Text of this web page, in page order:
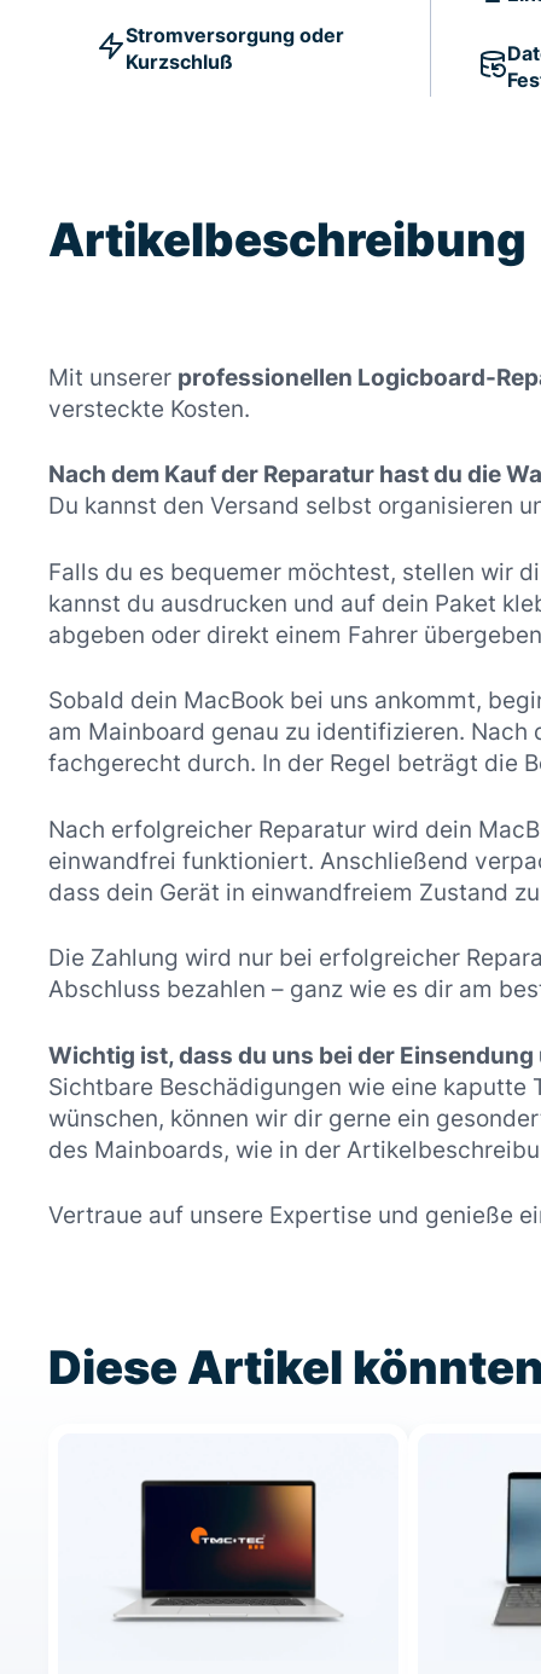
Stromversorgung oder
Kurzschluß
Artikelbeschreibung
Mit unserer professionellen Logicboard-
versteckte Kosten.
Nach dem Kauf der Reparatur hast du die
Du kannst den Versand selbst organisieren
Falls du es bequemer möchtest, stellen wir
kannst du ausdrucken und auf dein Paket
abgeben oder direkt einem Fahrer
Sobald dein MacBook bei uns ankommt,
am Mainboard genau zu identifizieren.
fachgerecht durch. In der Regel beträgt die
Nach erfolgreicher Reparatur wird dein
einwandfrei funktioniert. Anschließend
dass dein Gerät in einwandfreiem Zustand
Die Zahlung wird nur bei erfolgreicher
Abschluss bezahlen – ganz wie es dir am
Wichtig ist, dass du uns bei der
Sichtbare Beschädigungen wie eine
wünschen, können wir dir gerne ein
des Mainboards, wie in der
Vertraue auf unsere Expertise und genieße
Diese Artikel